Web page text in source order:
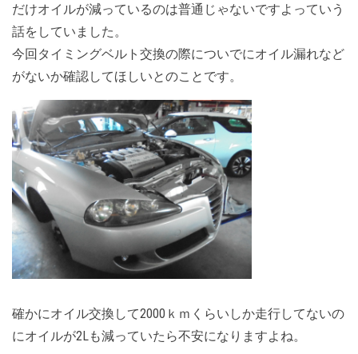
だけオイルが減っているのは普通じゃないですよっていう
話をしていました。
今回タイミングベルト交換の際についでにオイル漏れなど
がないか確認してほしいとのことです。
確かにオイル交換して2000ｋｍくらいしか走行してないの
にオイルが2Lも減っていたら不安になりますよね。